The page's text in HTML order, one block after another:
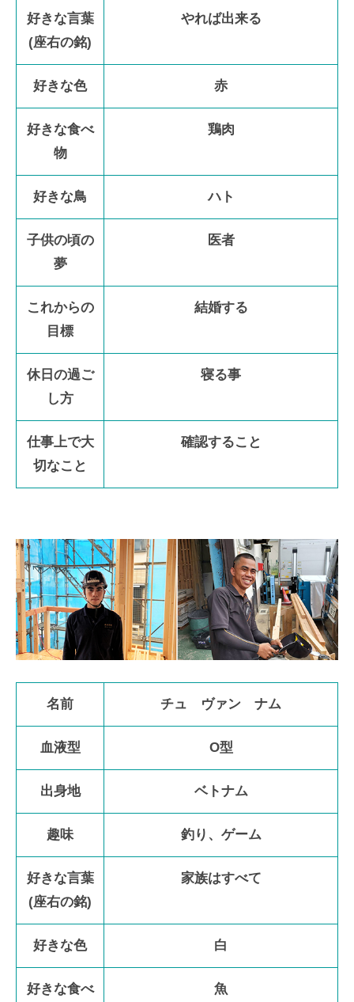
好きな言葉
(座右の銘)
やれば出来る
好きな色 赤
好きな食べ
物
鶏肉
好きな鳥 ハト
子供の頃の
夢
医者
これからの
目標
結婚する
休日の過ご
し方
寝る事
仕事上で大
切なこと
確認すること
名前 チュ ヴァン ナム
血液型 O型
出身地 ベトナム
趣味 釣り、ゲーム
好きな言葉
(座右の銘)
家族はすべて
好きな色 白
好きな食べ
魚